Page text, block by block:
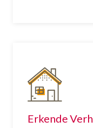
Erkende